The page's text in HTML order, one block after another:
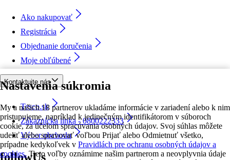
Nastavenia súkromia
My a našich 18 partnerov ukladáme informácie v zariadení alebo k nim
pristupujeme, napríklad k jedinečným identifikátorom v súboroch
cookie, za účelom spracúvania osobných údajov. Svoj súhlas môžete
udeliť alebo spravovať voľbou Prijať alebo Odmietnuť všetko,
prípadne kedykoľvek v Pravidlách pre ochranu osobných údajov a
cookies. Tieto voľby oznámime našim partnerom a neovplyvnia údaje
Ako nakupovať
Registrácia
Objednanie doručenia
Moje obľúbené
Kontaktujte nás
Tesco.sk
Zákaznícka linka - 0800222333
Výber obchodu
followUs